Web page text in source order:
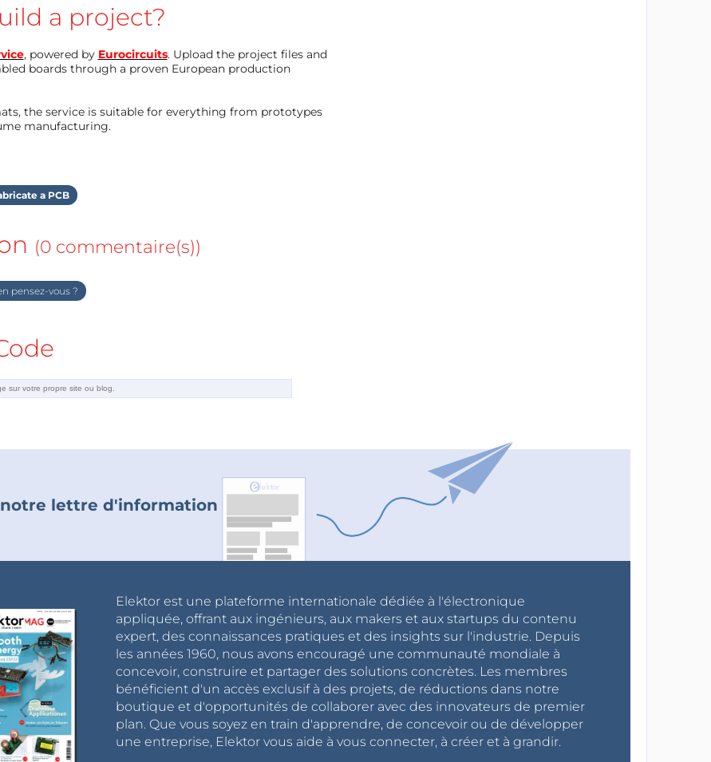
a project?
, powered by Eurocircuits. Upload the project files and
boards through a proven European production
the service is suitable for everything from prototypes
manufacturing.
a PCB
(0 commentaire(s))
pensez-vous ?
lettre d'information
Elektor est une plateforme internationale dédiée à l'électronique
appliquée, offrant aux ingénieurs, aux makers et aux startups du contenu
expert, des connaissances pratiques et des insights sur l'industrie. Depuis
les années 1960, nous avons encouragé une communauté mondiale à
concevoir, construire et partager des solutions concrètes. Les membres
bénéficient d'un accès exclusif à des projets, de réductions dans notre
boutique et d'opportunités de collaborer avec des innovateurs de premier
plan. Que vous soyez en train d'apprendre, de concevoir ou de développer
une entreprise, Elektor vous aide à vous connecter, à créer et à grandir.